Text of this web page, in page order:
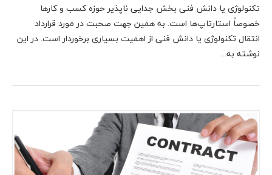
تکنولوژی یا دانش فنی بخش جدایی ناپذیر حوزه کسب و کارها
خصوصاً استارتاپ‌ها است. به همین جهت صحبت در مورد قرارداد
انتقال تکنولوژی یا دانش فنی از اهمیت بسیاری برخوردار است. در این
نوشته به...